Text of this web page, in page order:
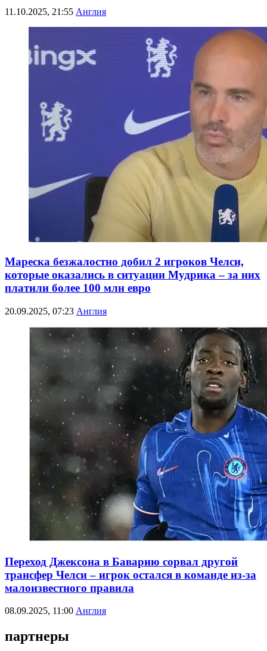
11.10.2025, 21:55 Англия
Мареска безжалостно добил 2 игроков Челси,
которые оказались в ситуации Мудрика – за них
платили более 100 млн евро
20.09.2025, 07:23 Англия
Переход Джексона в Баварию сорвал другой
трансфер Челси – игрок остался в команде из-за
малоизвестного правила
08.09.2025, 11:00 Англия
партнеры